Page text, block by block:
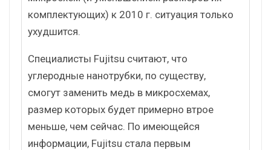
комплектующих) к 2010 г. ситуация только
ухудшится.
Специалисты Fujitsu считают, что
углеродные нанотрубки, по существу,
смогут заменить медь в микросхемах,
размер которых будет примерно втрое
меньше, чем сейчас. По имеющейся
информации, Fujitsu стала первым